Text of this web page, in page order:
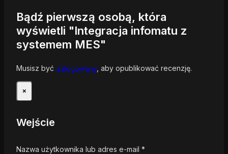
Bądź pierwszą osobą, która
wyświetli "Integracja infomatu z
systemem MES"
Musisz być zalogowany, aby opublikować recenzję.
×
Wejście
Nazwa użytkownika lub adres e-mail *